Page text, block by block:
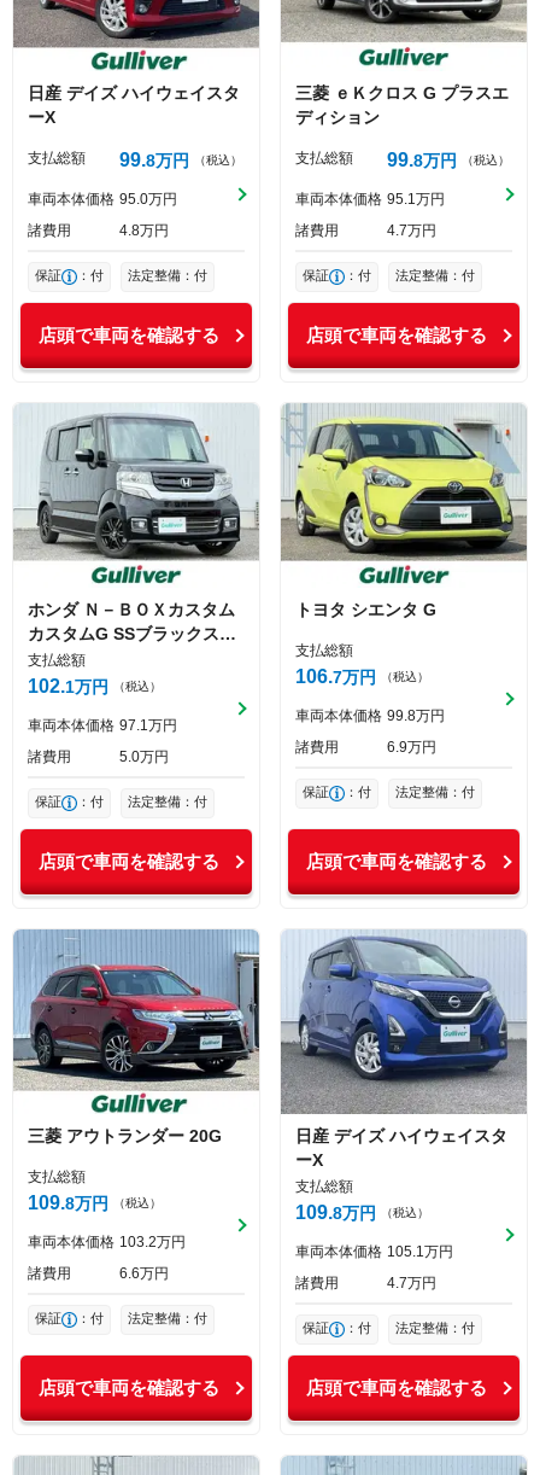
日産 デイズ ハイウェイスタ
ーX
支払総額 99 8万円 （税込）
車両本体価格 95 0万円
諸費用
4 8万円
保証 ：付 法定整備：付
店頭で車両を確認する
三菱 ｅＫクロス G プラスエ
ディション
支払総額 99 8万円 （税込）
車両本体価格 95 1 万円
諸費用
4 7万円
保証 ：付 法定整備：付
店頭で車両を確認する
ホンダ Ｎ－ＢＯＸカスタム
カスタムG SSブラックスタ
イル
支払総額
102 1万円 （税込）
車両本体価格 97 1 万円
諸費用
5 0万円
保証 ：付 法定整備：付
店頭で車両を確認する
トヨタ シエンタ G
支払総額
106 7万円 （税込）
車両本体価格 99 8万円
諸費用
6 9万円
保証 ：付 法定整備：付
店頭で車両を確認する
三菱 アウトランダー 20G
支払総額
109 8万円 （税込）
車両本体価格 103 2万円
諸費用
6 6万円
保証 ：付 法定整備：付
店頭で車両を確認する
日産 デイズ ハイウェイスタ
ーX
支払総額
109 8万円 （税込）
車両本体価格 105 1 万円
諸費用
4 7万円
保証 ：付 法定整備：付
店頭で車両を確認する